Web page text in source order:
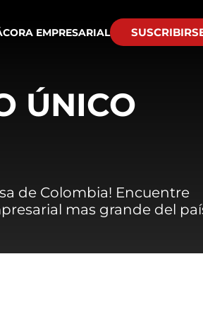
EMPRESARIAL
ÚNICO
de Colombia! Encuentre
mas grande del